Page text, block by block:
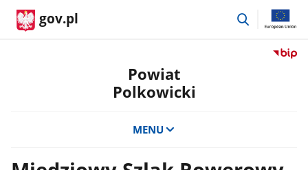
gov.pl
przejdź
Przejdź
Powiat
Polkowicki
MENU